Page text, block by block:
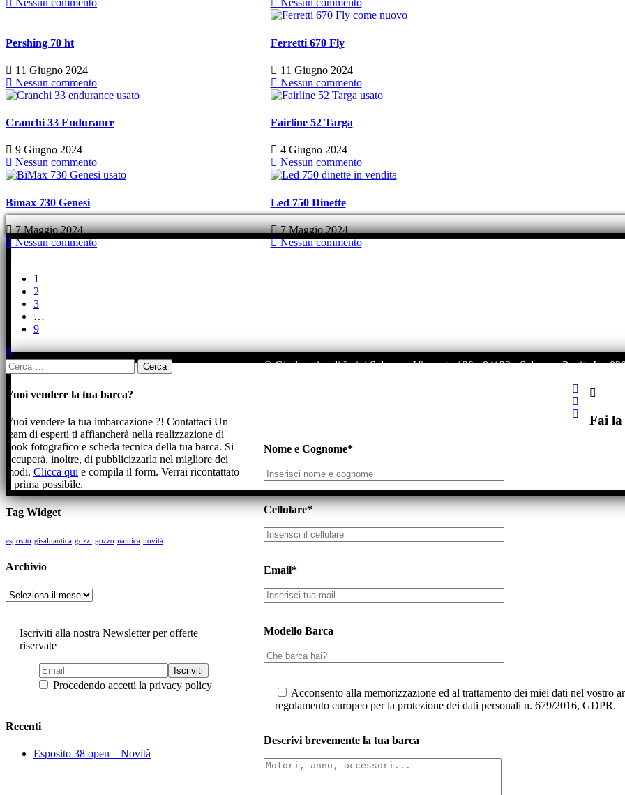
Nessun commento
Nessun commento
Pershing 70 ht
11 Giugno 2024
Nessun commento
Ferretti 670 Fly
11 Giugno 2024
Nessun commento
Cranchi 33 Endurance
9 Giugno 2024
Nessun commento
Fairline 52 Targa
4 Giugno 2024
Nessun commento
Bimax 730 Genesi
7 Maggio 2024
Nessun commento
Led 750 Dinette
7 Maggio 2024
Nessun commento
1
2
3
…
9
Ricerca
per:
Vuoi vendere la tua barca?
Vuoi vendere la tua imbarcazione ?! Contattaci Un
team di esperti ti affiancherà nella realizzazione di
book fotografico e scheda tecnica della tua barca. Si
occuperà, inoltre, di pubblicizzarla nel migliore dei
modi. Clicca qui e compila il form. Verrai ricontattato
il prima possibile.
Tag Widget
esposito gisalnautica gozzi gozzo nautica novità
Archivio
Archivio
Iscriviti alla nostra Newsletter per offerte
riservate
Procedendo accetti la privacy policy
Recenti
Esposito 38 open – Novità
© Gisalnautica di Luigi Salsano - Via porto 120 - 84123 - Salerno - Partita Iva
Nome e Cognome*
Cellulare*
Email*
Modello Barca
Acconsento alla memorizzazione ed al trattamento dei miei dati nel vostro
regolamento europeo per la protezione dei dati personali n. 679/2016, GDPR.
Descrivi brevemente la tua barca
Fai la